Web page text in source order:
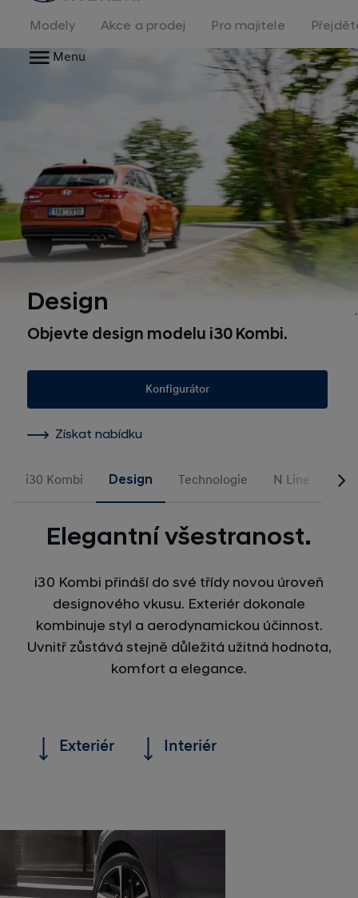
na
homepage
Modely Akce a prodej Pro majitele
Menu
Design
Objevte design modelu i30 Kombi.
Konfigurátor
Získat nabídku
i30 Kombi Design Technologie N Line
Elegantní všestranost.
i30 Kombi přináší do své třídy novou úroveň
designového vkusu. Exteriér dokonale
kombinuje styl a aerodynamickou účinnost.
Uvnitř zůstává stejně důležitá užitná hodnota,
komfort a elegance.
Exteriér Interiér